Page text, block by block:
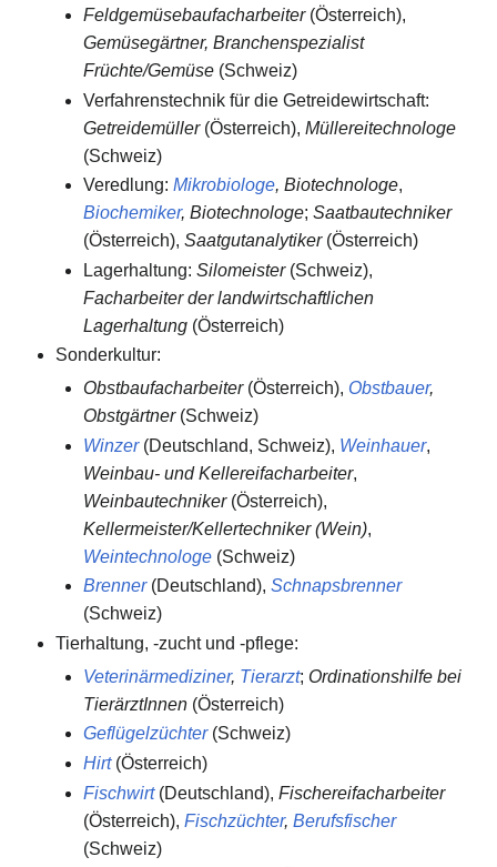
Feldgemüsebaufacharbeiter(Österreich),
Gemüsegärtner, Branchenspezialist
Früchte/Gemüse (Schweiz)
Verfahrenstechnik für die Getreidewirtschaft:
Getreidemüller(Österreich),Müllereitechnologe
(Schweiz)
Veredlung:Mikrobiologe, Biotechnologe,
Biochemiker, Biotechnologe;Saatbautechniker
(Österreich),Saatgutanalytiker(Österreich)
Lagerhaltung:Silomeister(Schweiz),
Facharbeiter der landwirtschaftlichen
Lagerhaltung (Österreich)
Sonderkultur:
Obstbaufacharbeiter(Österreich), Obstbauer,
Obstgärtner(Schweiz)
Winzer(Deutschland, Schweiz), Weinhauer,
Weinbau- und Kellereifacharbeiter,
Weinbautechniker(Österreich),
Kellermeister/Kellertechniker (Wein),
Weintechnologe (Schweiz)
Brenner(Deutschland),Schnapsbrenner
(Schweiz)
Tierhaltung, -zucht und -pflege:
Veterinärmediziner, Tierarzt; Ordinationshilfe bei
TierärztInnen (Österreich)
Geflügelzüchter(Schweiz)
Hirt(Österreich)
Fischwirt(Deutschland),Fischereifacharbeiter
(Österreich),Fischzüchter,Berufsfischer
(Schweiz)